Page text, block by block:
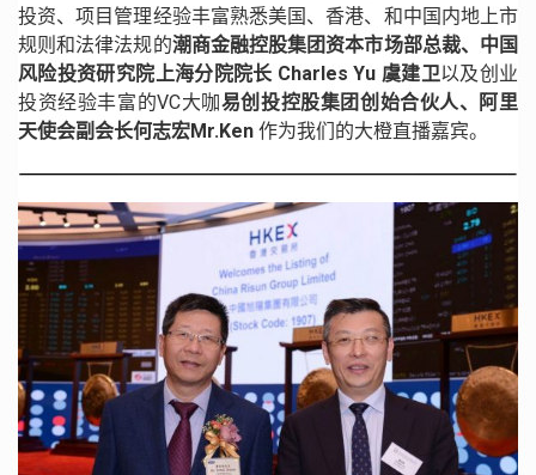
投资、项目管理经验丰富熟悉美国、香港、和中国内地上市
规则和法律法规的潮商金融控股集团资本市场部总裁、中国
风险投资研究院上海分院院长 Charles Yu 虞建卫以及创业
投资经验丰富的VC大咖易创投控股集团创始合伙人、阿里
天使会副会长何志宏Mr.Ken 作为我们的大橙直播嘉宾。